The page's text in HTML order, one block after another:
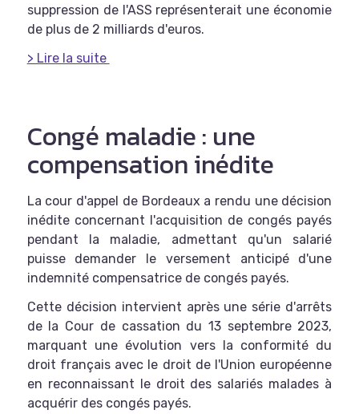
suppression de l'ASS représenterait une économie
de plus de 2 milliards d'euros.
> Lire la suite
Congé maladie : une
compensation inédite
La cour d'appel de Bordeaux a rendu une décision
inédite concernant l'acquisition de congés payés
pendant la maladie, admettant qu'un salarié
puisse demander le versement anticipé d'une
indemnité compensatrice de congés payés.
Cette décision intervient après une série d'arrêts
de la Cour de cassation du 13 septembre 2023,
marquant une évolution vers la conformité du
droit français avec le droit de l'Union européenne
en reconnaissant le droit des salariés malades à
acquérir des congés payés.